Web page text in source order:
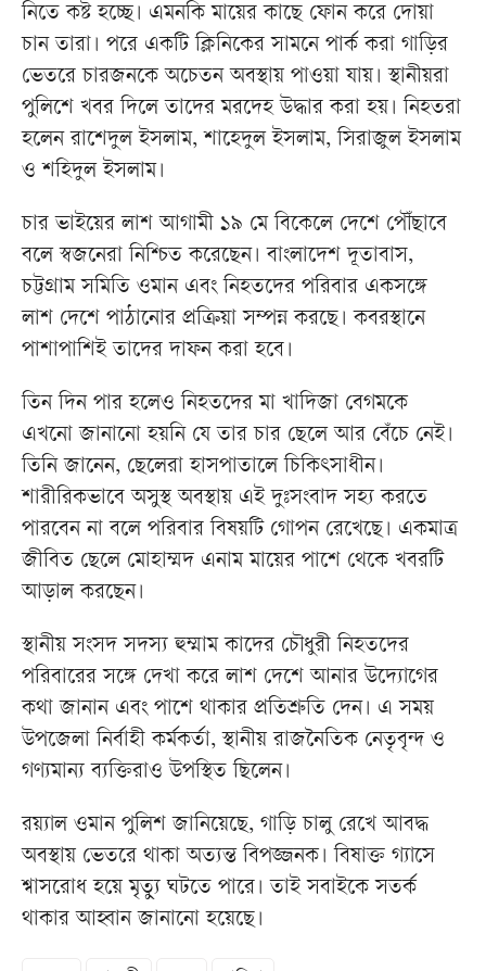
নিতে কষ্ট হচ্ছে। এমনকি মায়ের কাছে ফোন করে দোয়া
চান তারা। পরে একটি ক্লিনিকের সামনে পার্ক করা গাড়ির
ভেতরে চারজনকে অচেতন অবস্থায় পাওয়া যায়। স্থানীয়রা
পুলিশে খবর দিলে তাদের মরদেহ উদ্ধার করা হয়। নিহতরা
হলেন রাশেদুল ইসলাম, শাহেদুল ইসলাম, সিরাজুল ইসলাম
ও শহিদুল ইসলাম।
চার ভাইয়ের লাশ আগামী ১৯ মে বিকেলে দেশে পৌঁছাবে
বলে স্বজনেরা নিশ্চিত করেছেন। বাংলাদেশ দূতাবাস,
চট্টগ্রাম সমিতি ওমান এবং নিহতদের পরিবার একসঙ্গে
লাশ দেশে পাঠানোর প্রক্রিয়া সম্পন্ন করছে। কবরস্থানে
পাশাপাশিই তাদের দাফন করা হবে।
তিন দিন পার হলেও নিহতদের মা খাদিজা বেগমকে
এখনো জানানো হয়নি যে তার চার ছেলে আর বেঁচে নেই।
তিনি জানেন, ছেলেরা হাসপাতালে চিকিৎসাধীন।
শারীরিকভাবে অসুস্থ অবস্থায় এই দুঃসংবাদ সহ্য করতে
পারবেন না বলে পরিবার বিষয়টি গোপন রেখেছে। একমাত্র
জীবিত ছেলে মোহাম্মদ এনাম মায়ের পাশে থেকে খবরটি
আড়াল করছেন।
স্থানীয় সংসদ সদস্য হুম্মাম কাদের চৌধুরী নিহতদের
পরিবারের সঙ্গে দেখা করে লাশ দেশে আনার উদ্যোগের
কথা জানান এবং পাশে থাকার প্রতিশ্রুতি দেন। এ সময়
উপজেলা নির্বাহী কর্মকর্তা, স্থানীয় রাজনৈতিক নেতৃবৃন্দ ও
গণ্যমান্য ব্যক্তিরাও উপস্থিত ছিলেন।
রয়্যাল ওমান পুলিশ জানিয়েছে, গাড়ি চালু রেখে আবদ্ধ
অবস্থায় ভেতরে থাকা অত্যন্ত বিপজ্জনক। বিষাক্ত গ্যাসে
শ্বাসরোধ হয়ে মৃত্যু ঘটতে পারে। তাই সবাইকে সতর্ক
থাকার আহ্বান জানানো হয়েছে।